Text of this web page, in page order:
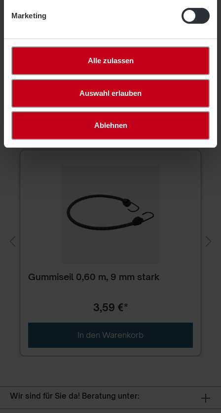
Marketing
Alle zulassen
Auswahl erlauben
Ablehnen
Gummiseil 0,60 m, 9 mm stark
3,59 €*
In den Warenkorb
Wir sind für Sie da! Beratung unter: